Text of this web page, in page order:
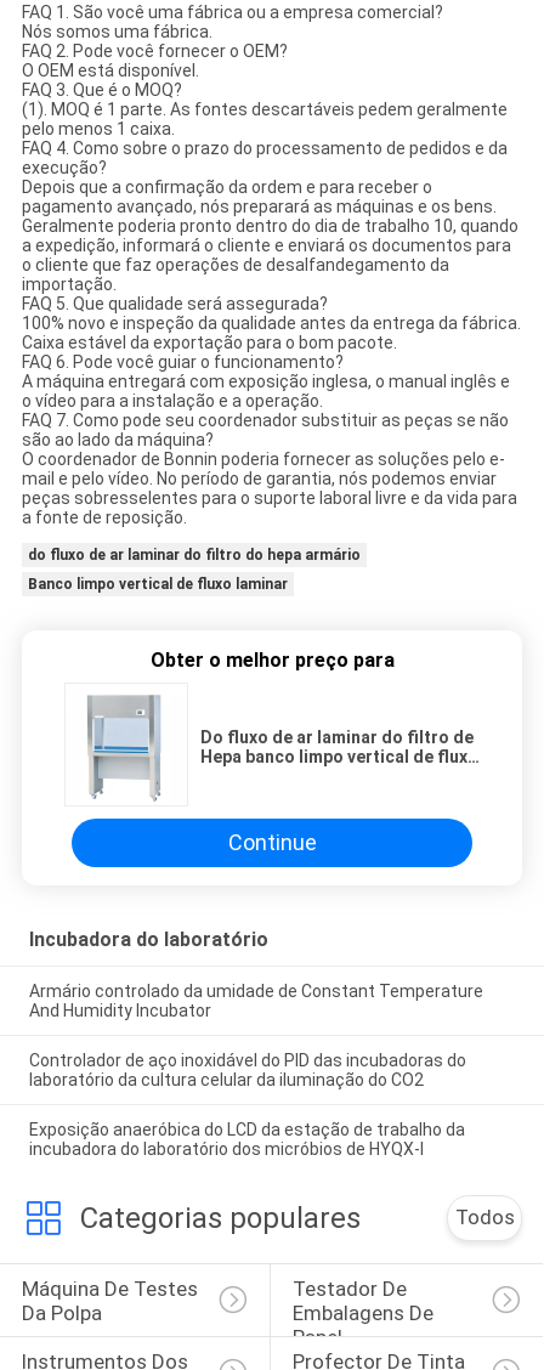
FAQ 1. São você uma fábrica ou a empresa comercial?
Nós somos uma fábrica.
FAQ 2. Pode você fornecer o OEM?
O OEM está disponível.
FAQ 3. Que é o MOQ?
(1). MOQ é 1 parte. As fontes descartáveis pedem geralmente
pelo menos 1 caixa.
FAQ 4. Como sobre o prazo do processamento de pedidos e da
execução?
Depois que a confirmação da ordem e para receber o
pagamento avançado, nós preparará as máquinas e os bens.
Geralmente poderia pronto dentro do dia de trabalho 10, quando
a expedição, informará o cliente e enviará os documentos para
o cliente que faz operações de desalfandegamento da
importação.
FAQ 5. Que qualidade será assegurada?
100% novo e inspeção da qualidade antes da entrega da fábrica.
Caixa estável da exportação para o bom pacote.
FAQ 6. Pode você guiar o funcionamento?
A máquina entregará com exposição inglesa, o manual inglês e
o vídeo para a instalação e a operação.
FAQ 7. Como pode seu coordenador substituir as peças se não
são ao lado da máquina?
O coordenador de Bonnin poderia fornecer as soluções pelo e-
mail e pelo vídeo. No período de garantia, nós podemos enviar
peças sobresselentes para o suporte laboral livre e da vida para
a fonte de reposição.
do fluxo de ar laminar do filtro do hepa armário
Banco limpo vertical de fluxo laminar
Obter o melhor preço para
Do fluxo de ar laminar do filtro de
Hepa banco limpo vertical de fluxo
Continue
Incubadora do laboratório
Armário controlado da umidade de Constant Temperature
And Humidity Incubator
Controlador de aço inoxidável do PID das incubadoras do
laboratório da cultura celular da iluminação do CO2
Exposição anaeróbica do LCD da estação de trabalho da
incubadora do laboratório dos micróbios de HYQX-I
Categorias populares Todos
Máquina De Testes
Da Polpa
Testador De
Embalagens De
Papel
Instrumentos Dos
Profector De Tinta